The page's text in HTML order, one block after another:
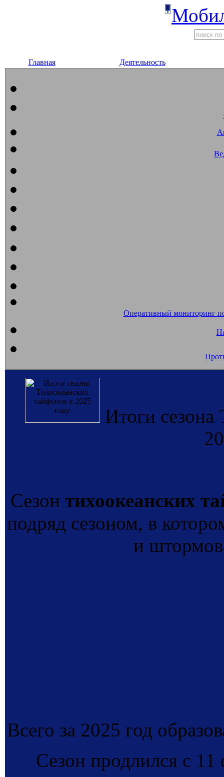
Главная Деятельность
Оперативный мониторинг
Итоги сезона
Сезон тихоокеанских
подряд сезоном, в
и
Всего за 2025 год
Сезон продлился с 11